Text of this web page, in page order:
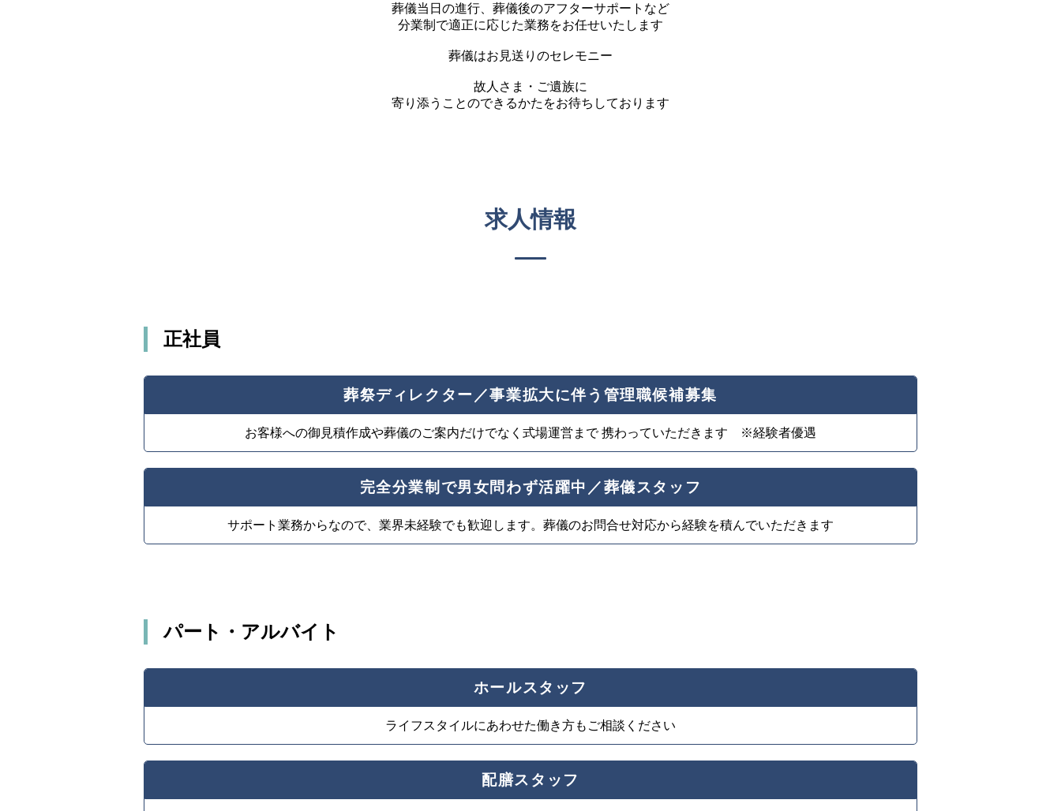
葬儀当日の進行、葬儀後のアフターサポートなど
分業制で適正に応じた業務をお任せいたします
葬儀はお見送りのセレモニー
故人さま・ご遺族に
寄り添うことのできるかたをお待ちしております
求人情報
正社員
葬祭ディレクター／事業拡大に伴う管理職候補募集
お客様への御見積作成や葬儀のご案内だけでなく式場運営まで 携わっていただきます ※経験者優遇
完全分業制で男女問わず活躍中／葬儀スタッフ
サポート業務からなので、業界未経験でも歓迎します。葬儀のお問合せ対応から経験を積んでいただきます
パート・アルバイト
ホールスタッフ
ライフスタイルにあわせた働き方もご相談ください
配膳スタッフ